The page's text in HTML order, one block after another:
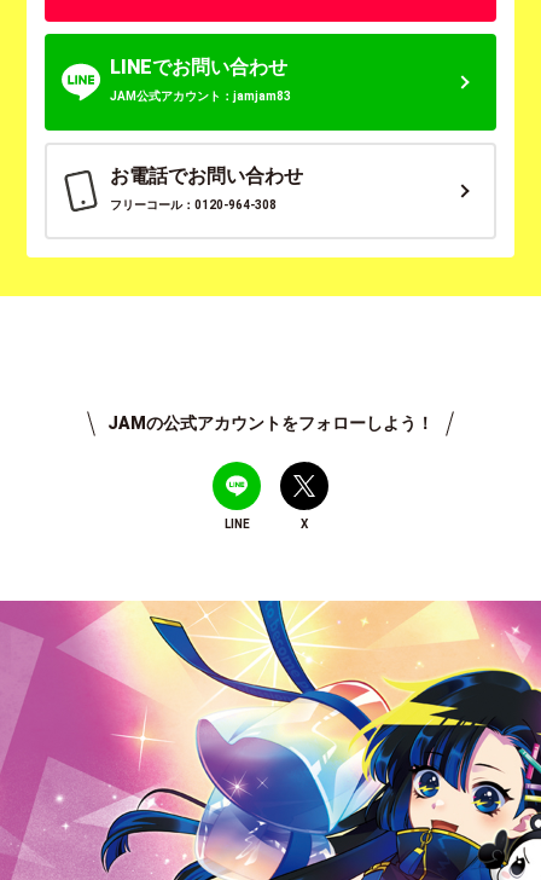
LINEでお問い合わせ
JAM公式アカウント：jamjam83
お電話でお問い合わせ
フリーコール：0120-964-308
JAMの公式アカウントをフォローしよう！
LINE X